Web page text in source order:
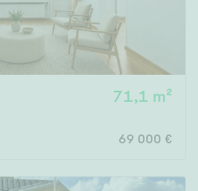
71,1 m²
69 000 €